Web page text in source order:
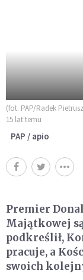
(fot. PAP/Radek
15 lat temu
PAP / apio
Premier
Majątkowej
podkreślił,
pracuje, a
swoich